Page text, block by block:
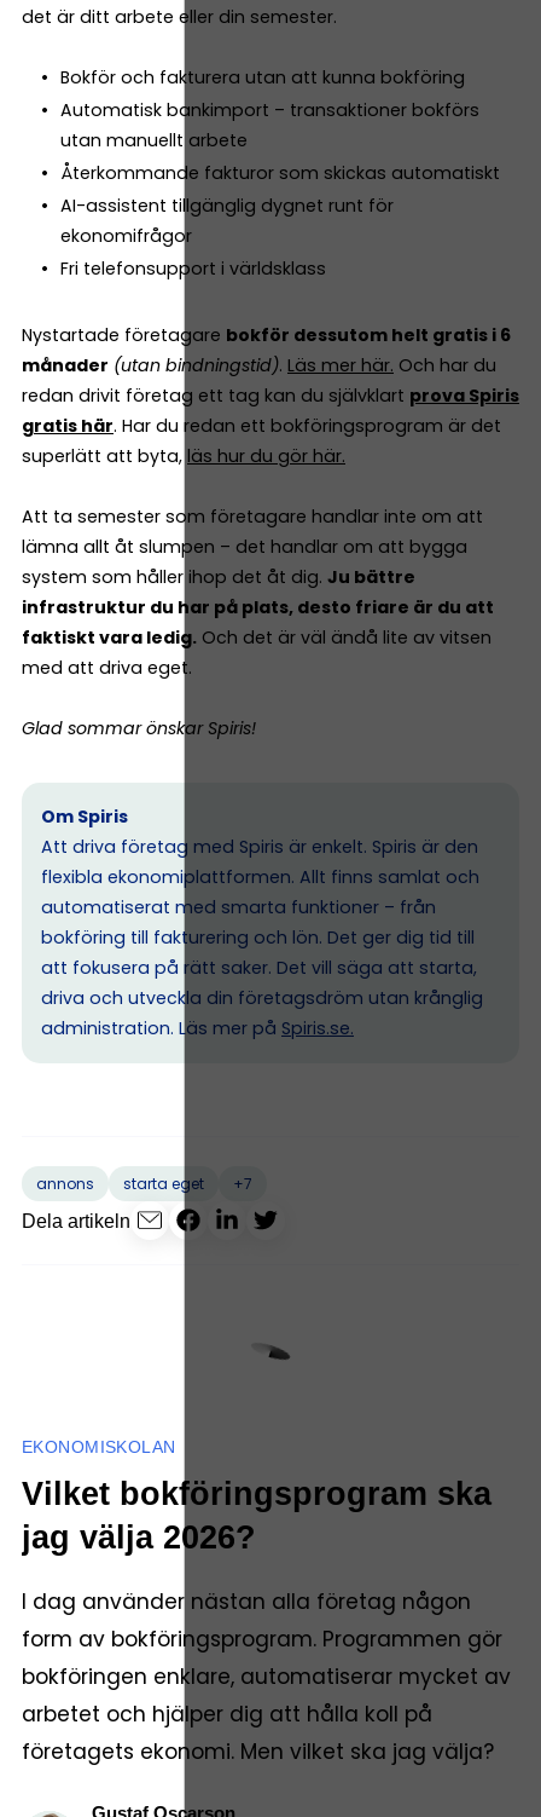
det är ditt arbete eller din semester.
Bokför och fakturera utan att kunna bokföring
Automatisk bankimport – transaktioner bokförs
utan manuellt arbete
Återkommande fakturor som skickas automatiskt
AI-assistent tillgänglig dygnet runt för
ekonomifrågor
Fri telefonsupport i världsklass
Nystartade företagare bokför dessutom helt gratis i 6
månader (utan bindningstid). Läs mer här. Och har du
redan drivit företag ett tag kan du självklart prova Spiris
gratis här. Har du redan ett bokföringsprogram är det
superlätt att byta, läs hur du gör här.
Att ta semester som företagare handlar inte om att
lämna allt åt slumpen – det handlar om att bygga
system som håller ihop det åt dig. Ju bättre
infrastruktur du har på plats, desto friare är du att
faktiskt vara ledig. Och det är väl ändå lite av vitsen
med att driva eget.
Glad sommar önskar Spiris!
Om Spiris
Att driva företag med Spiris är enkelt. Spiris är den
flexibla ekonomiplattformen. Allt finns samlat och
automatiserat med smarta funktioner – från
bokföring till fakturering och lön. Det ger dig tid till
att fokusera på rätt saker. Det vill säga att starta,
driva och utveckla din företagsdröm utan krånglig
administration. Läs mer på Spiris.se.
annons starta eget
+7
Dela artikeln
EKONOMISKOLAN
Vilket bokföringsprogram ska
jag välja 2026?
I dag använder nästan alla företag någon
form av bokföringsprogram. Programmen gör
bokföringen enklare, automatiserar mycket av
arbetet och hjälper dig att hålla koll på
företagets ekonomi. Men vilket ska jag välja?